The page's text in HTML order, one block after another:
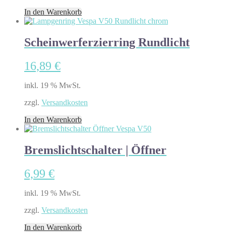
In den Warenkorb
Scheinwerferzierring Rundlicht
16,89 €
inkl. 19 % MwSt.
zzgl. Versandkosten
In den Warenkorb
Bremslichtschalter | Öffner
6,99 €
inkl. 19 % MwSt.
zzgl. Versandkosten
In den Warenkorb